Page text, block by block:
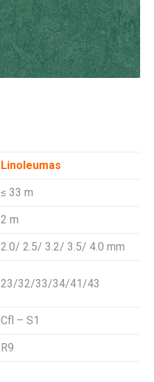
Linoleumas
≤ 33 m
2 m
2.0/ 2.5/ 3.2/ 3.5/ 4.0 mm
23/32/33/34/41/43
Cfl – S1
R9